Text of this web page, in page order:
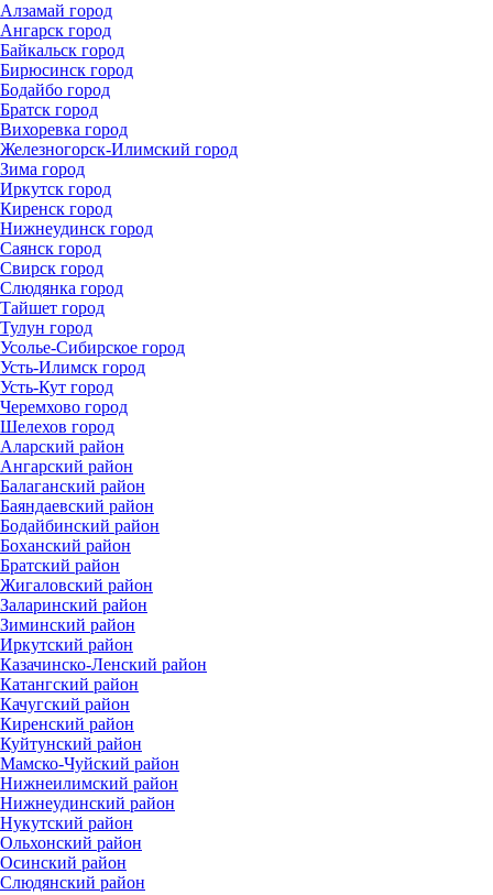
Алзамай город
Ангарск город
Байкальск город
Бирюсинск город
Бодайбо город
Братск город
Вихоревка город
Железногорск-Илимский город
Зима город
Иркутск город
Киренск город
Нижнеудинск город
Саянск город
Свирск город
Слюдянка город
Тайшет город
Тулун город
Усолье-Сибирское город
Усть-Илимск город
Усть-Кут город
Черемхово город
Шелехов город
Аларский район
Ангарский район
Балаганский район
Баяндаевский район
Бодайбинский район
Боханский район
Братский район
Жигаловский район
Заларинский район
Зиминский район
Иркутский район
Казачинско-Ленский район
Катангский район
Качугский район
Киренский район
Куйтунский район
Мамско-Чуйский район
Нижнеилимский район
Нижнеудинский район
Нукутский район
Ольхонский район
Осинский район
Слюдянский район